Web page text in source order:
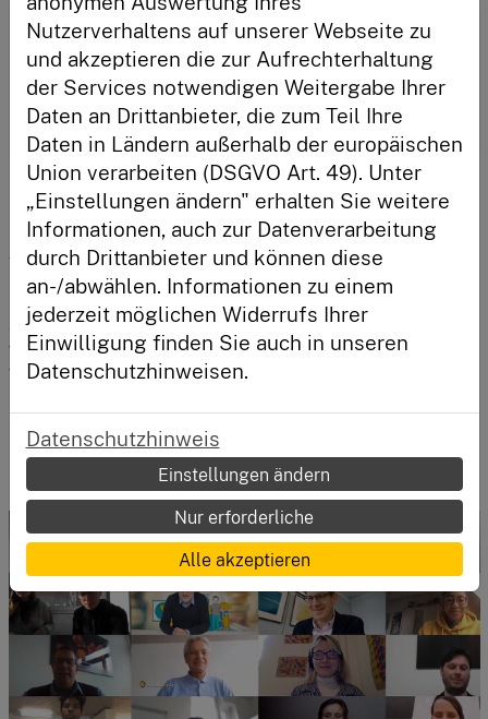
Anmelden
Neu hier?
Registriere dich und habe deinen Lernstand immer im
Blick.
Registrieren
Externes Video
Sie haben externe Inhalte in den Cookie-
Einstellungen deaktiviert. Cookies anpassen
Zu Wort kamen aber auch beispielhaft für alle
Projekte im Bereich W2 Lokal Frau Moers für die
Bundesarbeitsgemeinschaft Schuldnerberatung e.V.,
für Social UP ein engagierter Student der
Hochschule für Wirtschaft und Gesellschaft
Ludwigshafen, Fachbereich Sozial- und
Gesundheitswesen und Frau Schmutzler und Herr
Wagner für das Luisenburg-Gymnasium in
Wunsiedel. Vor ihnen liegt eine spannende Zeit, denn
Ergebnisse werden im kommenden Jahr in einem
Summit präsentiert.
Nutzerverhaltens auf unserer Webseite zu
und akzeptieren die zur Aufrechterhaltung
der Services notwendigen Weitergabe Ihrer
Daten an Drittanbieter, die zum Teil Ihre
Daten in Ländern außerhalb der europäischen
Union verarbeiten (DSGVO Art. 49). Unter
„Einstellungen ändern" erhalten Sie weitere
Informationen, auch zur Datenverarbeitung
durch Drittanbieter und können diese
an-/abwählen. Informationen zu einem
jederzeit möglichen Widerrufs Ihrer
Einwilligung finden Sie auch in unseren
Datenschutzhinweisen.
Datenschutzhinweis
Einstellungen ändern
Nur erforderliche
Alle akzeptieren